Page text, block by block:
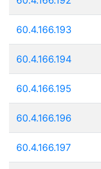
60.4.166.193
60.4.166.194
60.4.166.195
60.4.166.196
60.4.166.197